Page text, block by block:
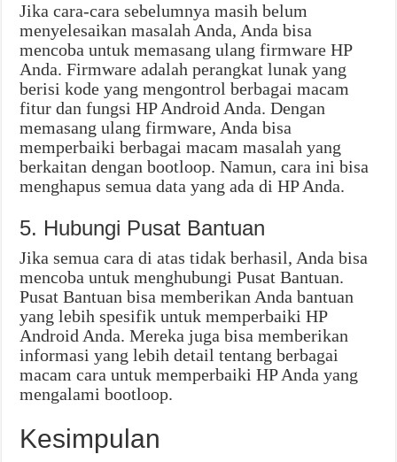
Jika cara-cara sebelumnya masih belum
menyelesaikan masalah Anda, Anda bisa
mencoba untuk memasang ulang firmware HP
Anda. Firmware adalah perangkat lunak yang
berisi kode yang mengontrol berbagai macam
fitur dan fungsi HP Android Anda. Dengan
memasang ulang firmware, Anda bisa
memperbaiki berbagai macam masalah yang
berkaitan dengan bootloop. Namun, cara ini bisa
menghapus semua data yang ada di HP Anda.
5. Hubungi Pusat Bantuan
Jika semua cara di atas tidak berhasil, Anda bisa
mencoba untuk menghubungi Pusat Bantuan.
Pusat Bantuan bisa memberikan Anda bantuan
yang lebih spesifik untuk memperbaiki HP
Android Anda. Mereka juga bisa memberikan
informasi yang lebih detail tentang berbagai
macam cara untuk memperbaiki HP Anda yang
mengalami bootloop.
Kesimpulan